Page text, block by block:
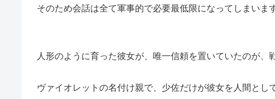
そのため会話は全て軍事的で必要最低限になってしまいます
人形のように育った彼女が、唯一信頼を置いていたのが、
ヴァイオレットの名付け親で、少佐だけが彼女を人間とし